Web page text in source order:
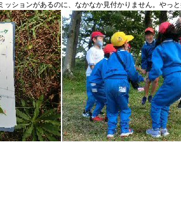
ションがあるのに、なかなか見付かりません。やっ